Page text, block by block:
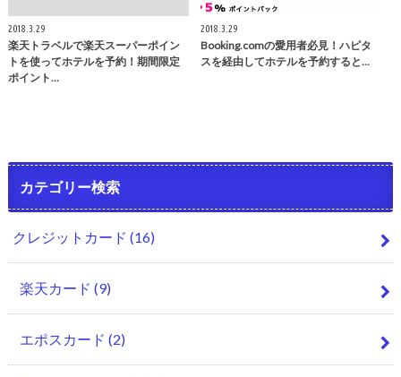
2018.3.29
楽天トラベルで楽天スーパーポイン
トを使ってホテルを予約！期間限定
ポイント…
2018.3.29
Booking.comの愛用者必見！ハピタ
スを経由してホテルを予約すると…
カテゴリー検索
クレジットカード (16)
楽天カード (9)
エポスカード (2)